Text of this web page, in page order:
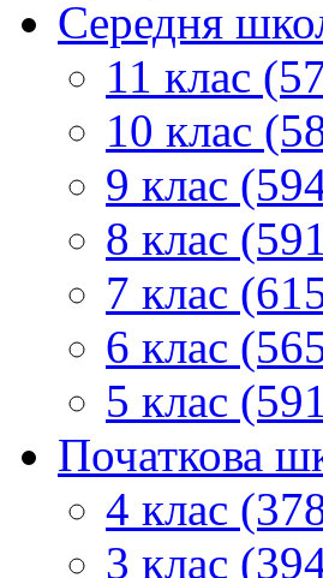
Середня
11 клас
10 клас
9 клас
8 клас
7 клас
6 клас
5 клас
Початкова
4 клас
3 клас